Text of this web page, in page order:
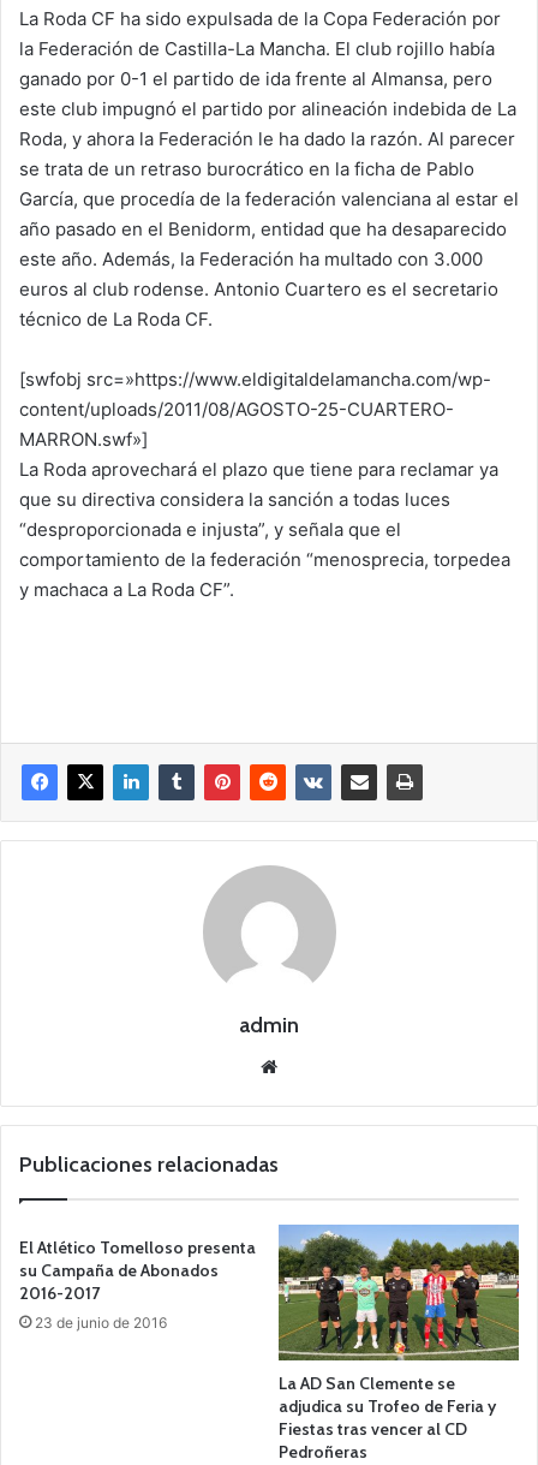
La Roda CF ha sido expulsada de la Copa Federación por
la Federación de Castilla-La Mancha. El club rojillo había
ganado por 0-1 el partido de ida frente al Almansa, pero
este club impugnó el partido por alineación indebida de La
Roda, y ahora la Federación le ha dado la razón. Al parecer
se trata de un retraso burocrático en la ficha de Pablo
García, que procedía de la federación valenciana al estar el
año pasado en el Benidorm, entidad que ha desaparecido
este año. Además, la Federación ha multado con 3.000
euros al club rodense. Antonio Cuartero es el secretario
técnico de La Roda CF.
[swfobj src=»https://www.eldigitaldelamancha.com/wp-
content/uploads/2011/08/AGOSTO-25-CUARTERO-
MARRON.swf»]
La Roda aprovechará el plazo que tiene para reclamar ya
que su directiva considera la sanción a todas luces
“desproporcionada e injusta”, y señala que el
comportamiento de la federación “menosprecia, torpedea
y machaca a La Roda CF”.
admin
we
Publicaciones relacionadas
El Atlético Tomelloso presenta
su Campaña de Abonados
2016-2017
23 de junio de 2016
La AD San Clemente se
adjudica su Trofeo de Feria y
Fiestas tras vencer al CD
Pedroñeras